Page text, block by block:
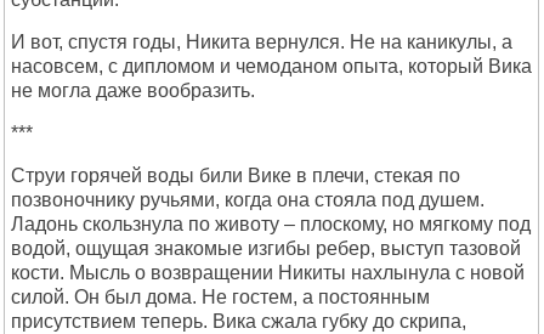
И вот, спустя годы, Никита вернулся. Не на каникулы, а
насовсем, с дипломом и чемоданом опыта, который Вика
не могла даже вообразить.
***
Струи горячей воды били Вике в плечи, стекая по
позвоночнику ручьями, когда она стояла под душем.
Ладонь скользнула по животу – плоскому, но мягкому под
водой, ощущая знакомые изгибы ребер, выступ тазовой
кости. Мысль о возвращении Никиты нахлынула с новой
силой. Он был дома. Не гостем, а постоянным
присутствием теперь. Вика сжала губку до скрипа,